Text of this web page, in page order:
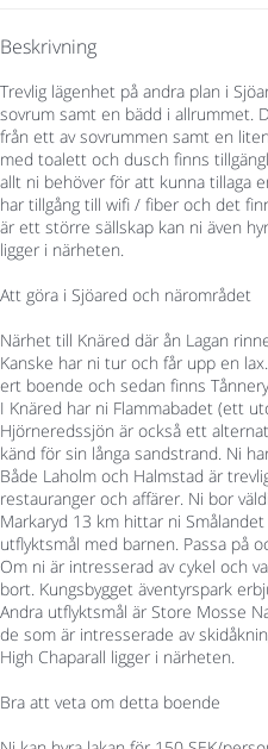
Beskrivning
Trevlig lägenhet på andra plan i
sovrum samt en bädd i allrummet.
från ett av sovrummen samt en
med toalett och dusch finns
allt ni behöver för att kunna tillaga
har tillgång till wifi / fiber och det
är ett större sällskap kan ni även
ligger i närheten.
Att göra i Sjöared och närområdet
Närhet till Knäred där ån Lagan
Kanske har ni tur och får upp en
ert boende och sedan finns
I Knäred har ni Flammabadet (ett
Hjörneredssjön är också ett
känd för sin långa sandstrand. Ni
Både Laholm och Halmstad är
restauranger och affärer. Ni bor
Markaryd 13 km hittar ni
utflyktsmål med barnen. Passa på
Om ni är intresserad av cykel och
bort. Kungsbygget äventyrspark
Andra utflyktsmål är Store Mosse
de som är intresserade av
High Chaparall ligger i närheten.
Bra att veta om detta boende